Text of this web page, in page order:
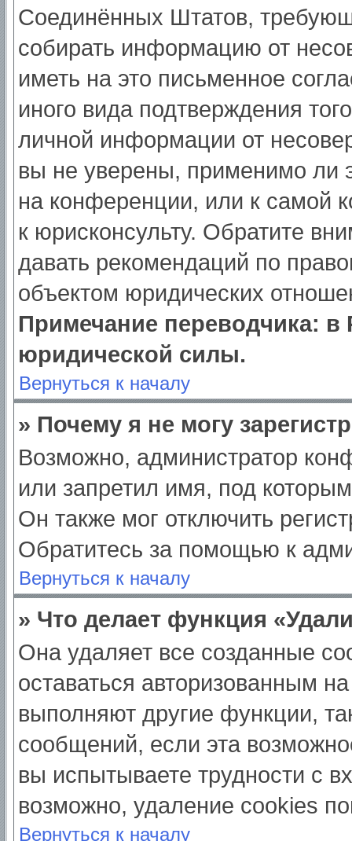
Соединённых Штатов,
собирать информацию от
иметь на это письменное
иного вида подтверждения
личной информации от
вы не уверены, применимо ли
на конференции, или к самой
к юрисконсульту. Обратите
давать рекомендаций по
объектом юридических
Примечание переводчика: в
юридической силы.
Вернуться к началу
» Почему я не могу
Возможно, администратор
или запретил имя, под
Он также мог отключить
Обратитесь за помощью к
Вернуться к началу
» Что делает функция
Она удаляет все созданные
оставаться авторизованным
выполняют другие функции,
сообщений, если эта
вы испытываете трудности с
возможно, удаление cookies
Вернуться к началу